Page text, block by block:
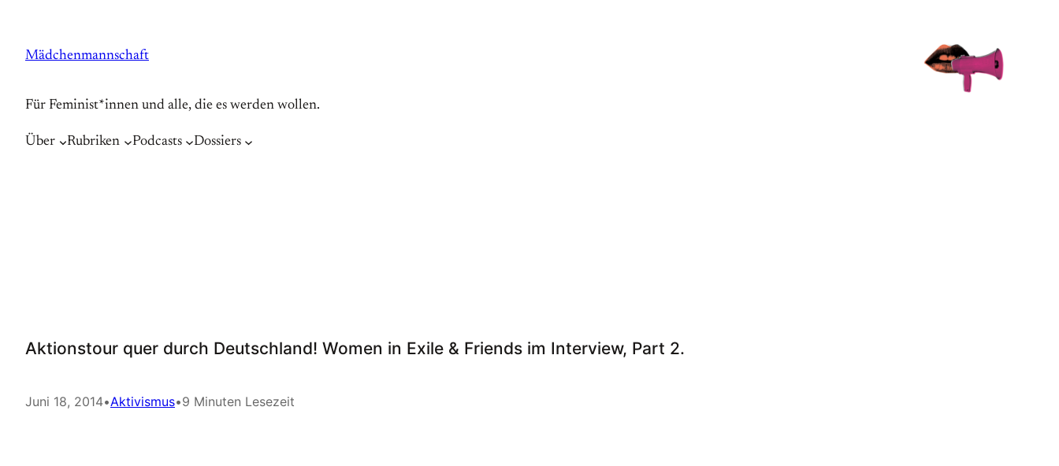
springen
Mädchenmannschaft
Für Feminist*innen und alle, die es werden wollen.
Über Rubriken Podcasts Dossiers
Aktionstour quer durch Deutschland! Women in Exile & Friends im Interview, Part 2.
Juni 18, 2014•Aktivismus•9 Minuten Lesezeit